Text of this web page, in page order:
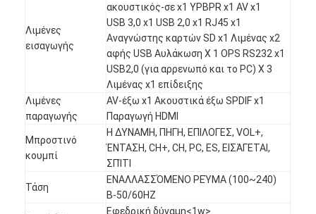
Ποιοτικός έλεγχος
επαφή
Όλες οι περιπτώσεις
Blog
Μιλήστε τώρα.
Λιμένες
εισαγωγής
ακουστικός-σε x1 YPBPR x1 AV x1
USB 3,0 x1 USB 2,0 x1 RJ45 x1
Αναγνώστης καρτών SD x1 Λιμένας x2
αφής USB Αυλάκωση Χ 1 OPS RS232 x1
USB2,0 (για αρρενωπό και το PC) Χ 3
Λιμένας x1 επίδειξης
Λιμένες
παραγωγής
AV-έξω x1 Ακουστικά έξω SPDIF x1
Παραγωγή HDMI
Μπροστινό
κουμπί
Η ΔΥΝΑΜΗ, ΠΗΓΗ, ΕΠΙΛΟΓΕΣ, VOL+,
ΈΝΤΑΣΗ, CH+, CH, PC, ES, ΕΙΣΆΓΕΤΑΙ,
ΣΠΊΤΙ
Τάση
ΕΝΑΛΛΑΣΣΌΜΕΝΟ ΡΕΎΜΑ (100~240)
Β-50/60HZ
Εφεδρική δύναμη<1w>